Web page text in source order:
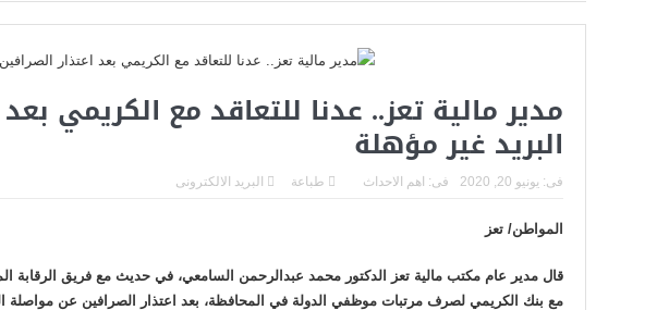
مدير مالية تعز.. عدنا للتعاقد مع الكريمي
البريد غير مؤهلة
فى: يونيو 20, 2020 فى: اهم الاحداث طباعة البريد الالكترونى
المواطن/ تعز
قال مدير عام مكتب مالية تعز الدكتور محمد عبدالرحمن السامعي، في حديث مع فريق الرقابة
مع بنك الكريمي لصرف مرتبات موظفي الدولة في المحافظة، بعد اعتذار الصرافين عن